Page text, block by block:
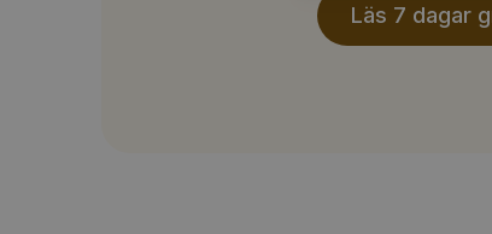
Läs 7 dagar